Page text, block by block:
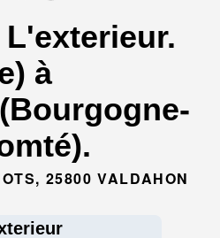
à
25800 VALDAHON